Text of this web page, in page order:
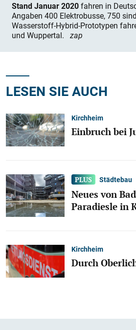
Stand Januar 2020fahren in
Angaben 400 Elektrobusse, 750
Wasserstoff-Hybrid-Prototypen
und Wuppertal. zap
LESEN SIE AUCH
Kirchheim
Einbruch bei
Städtebau
Neues von
Paradiesle in
Kirchheim
Durch